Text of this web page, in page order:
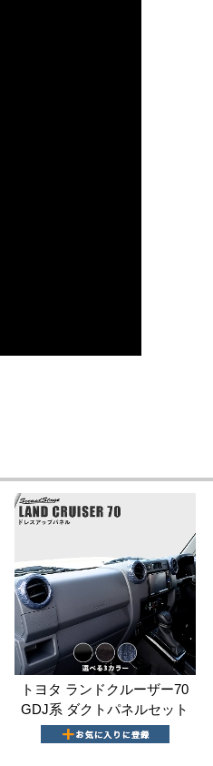
トヨタ ランドクルーザー70
GDJ系 ダクトパネルセット